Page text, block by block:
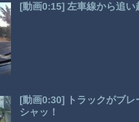
[動画0:15] 左車線から追
[動画0:30] トラックがブ
シャッ！